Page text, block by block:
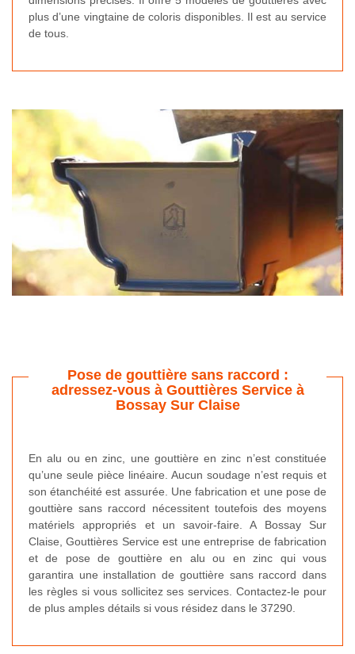
plus d’une vingtaine de coloris disponibles. Il est au service
de tous.
Pose de gouttière sans raccord :
adressez-vous à Gouttières Service à
Bossay Sur Claise
En alu ou en zinc, une gouttière en zinc n’est constituée
qu’une seule pièce linéaire. Aucun soudage n’est requis et
son étanchéité est assurée. Une fabrication et une pose de
gouttière sans raccord nécessitent toutefois des moyens
matériels appropriés et un savoir-faire. A Bossay Sur
Claise, Gouttières Service est une entreprise de fabrication
et de pose de gouttière en alu ou en zinc qui vous
garantira une installation de gouttière sans raccord dans
les règles si vous sollicitez ses services. Contactez-le pour
de plus amples détails si vous résidez dans le 37290.